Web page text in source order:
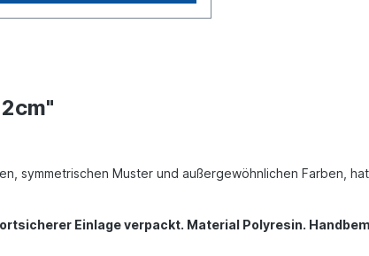
symmetrischen Muster und außergewöhnlichen Farben,
Einlage verpackt. Material Polyresin.